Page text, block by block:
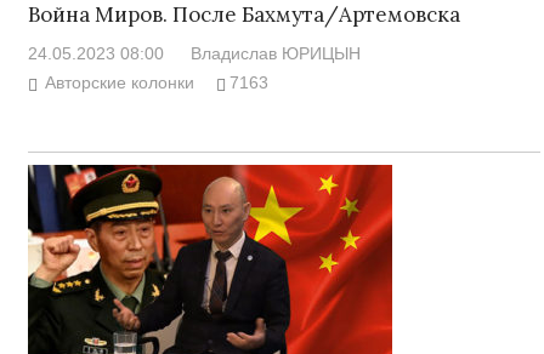
Война Миров. После Бахмута/Артемовска
24.05.2023 08:00
Владислав ЮРИЦЫН
Авторские колонки
7163